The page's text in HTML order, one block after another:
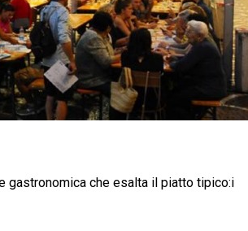
gastronomica che esalta il piatto tipico:i